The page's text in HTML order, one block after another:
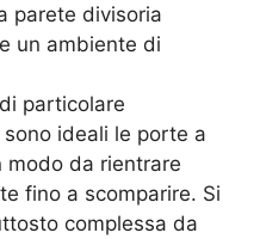
parete divisoria
un ambiente di
particolare
ideali le porte a
modo da rientrare
fino a scomparire. Si
complessa da